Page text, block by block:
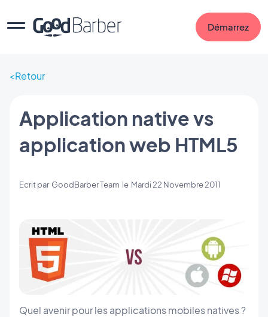
Démarrez
Retour
Application native vs
application web HTML5
Ecrit par GoodBarber Team le Mardi 22 Novembre 2011
Quel avenir pour les applications mobiles natives ?